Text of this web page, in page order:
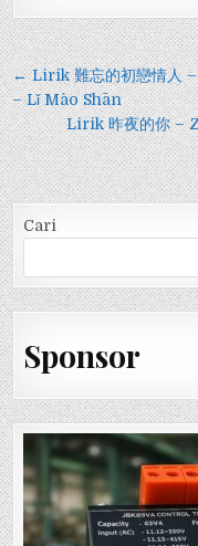
Navigasi
pos
← Lirik 難忘的初戀情人
– Lǐ Mào Shān
Lirik 昨夜的你 –
Cari
Sponsor